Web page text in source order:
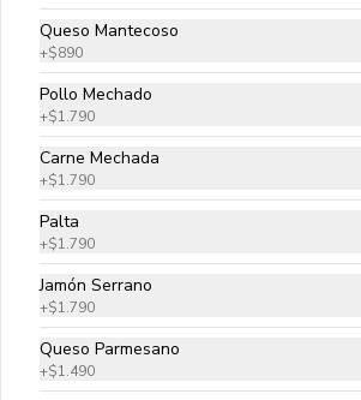
Carne angus,
champiñón
Papitas y Chorrillanas
Papas Fritas
Papas fritas
Queso Mantecoso
+$890
Pollo Mechado
+$1.790
Carne Mechada
+$1.790
Palta
+$1.790
Jamón Serrano
+$1.790
Queso Parmesano
+$1.490